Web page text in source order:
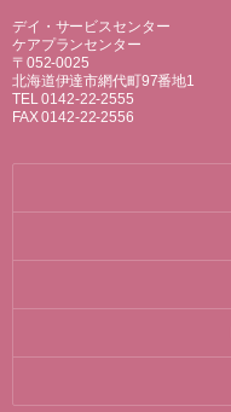
デイ・サービスセンター
ケアプランセンター
〒052-0025
北海道伊達市網代町97番地1
TEL 0142-22-2555
FAX 0142-22-2556